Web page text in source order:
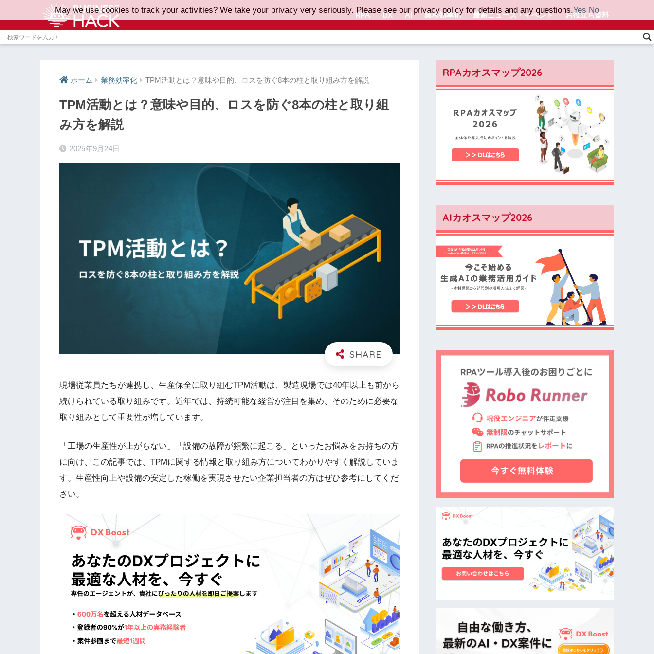
RPA DX AI 業務効率化 最新ニュース・イベント お役立ち資料
ホーム 業務効率化 TPM活動とは？意味や目的、ロスを防ぐ8本の柱と取り組み方を解説
TPM活動とは？意味や目的、ロスを防ぐ8本の柱と取り組
み方を解説
2025年9月24日
現場従業員たちが連携し、生産保全に取り組むTPM活動は、製造現場では40年以上も前から
続けられている取り組みです。近年では、持続可能な経営が注目を集め、そのために必要な
取り組みとして重要性が増しています。
「工場の生産性が上がらない」「設備の故障が頻繁に起こる」といったお悩みをお持ちの方
に向け、この記事では、TPMに関する情報と取り組み方についてわかりやすく解説していま
す。生産性向上や設備の安定した稼働を実現させたい企業担当者の方はぜひ参考にしてくだ
さい。
RPAカオスマップ2026
AIカオスマップ2026
May we use cookies to track your activities? We take your privacy very seriously. Please see our privacy policy for details and any questions.Yes No